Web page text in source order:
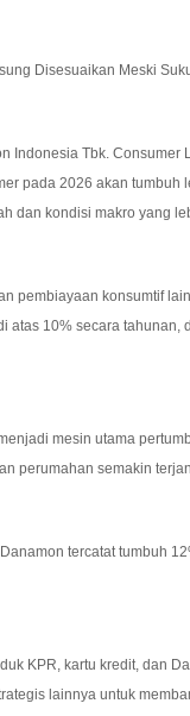
Disesuaikan Meski
Indonesia Tbk.
pada 2026 akan
dan kondisi makro yang
pembiayaan konsumtif
10% secara tahunan,
mesin utama
perumahan semakin
tercatat tumbuh
KPR, kartu kredit, dan
lainnya untuk